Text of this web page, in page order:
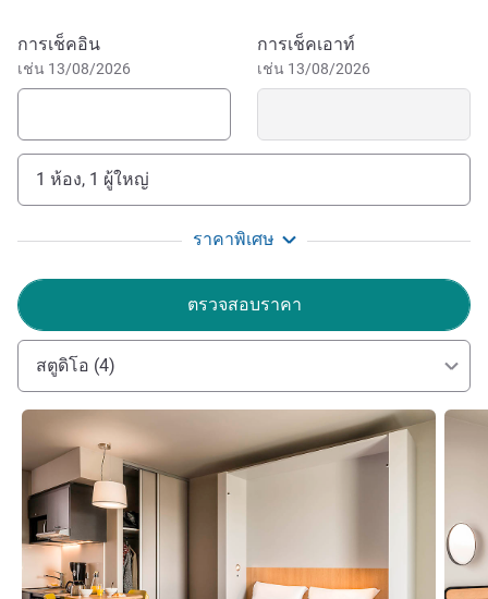
Alexandra Belkacem ฝ่ายบริหารโรงแรม
จองโรงแรมนี้
การเช็คอิน
เช่น 13/08/2026
การเช็คเอาท์
เช่น 13/08/2026
1 ห้อง, 1 ผู้ใหญ่
ราคาพิเศษ
ตรวจสอบราคา
สตูดิโอ (4)
ดูรายละเอียด ดูราย